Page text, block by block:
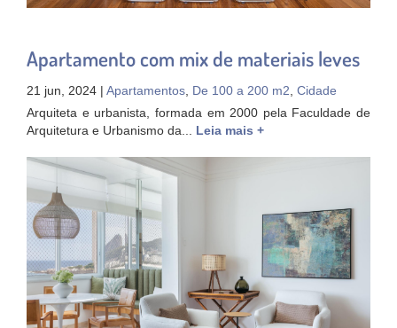
Apartamento com mix de materiais leves
21 jun, 2024 | Apartamentos De 100 a 200 m2 Cidade
Arquiteta e urbanista, formada em 2000 pela Faculdade de
Arquitetura e Urbanismo da...
Leia mais +